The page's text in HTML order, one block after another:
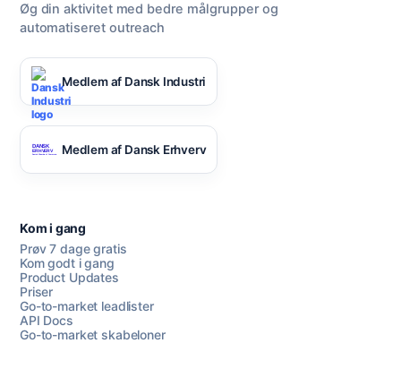
Øg din aktivitet med bedre målgrupper og
automatiseret outreach
Medlem af Dansk Industri
Medlem af Dansk Erhverv
Kom i gang
Prøv 7 dage gratis
Kom godt i gang
Product Updates
Priser
Go-to-market leadlister
API Docs
Go-to-market skabeloner